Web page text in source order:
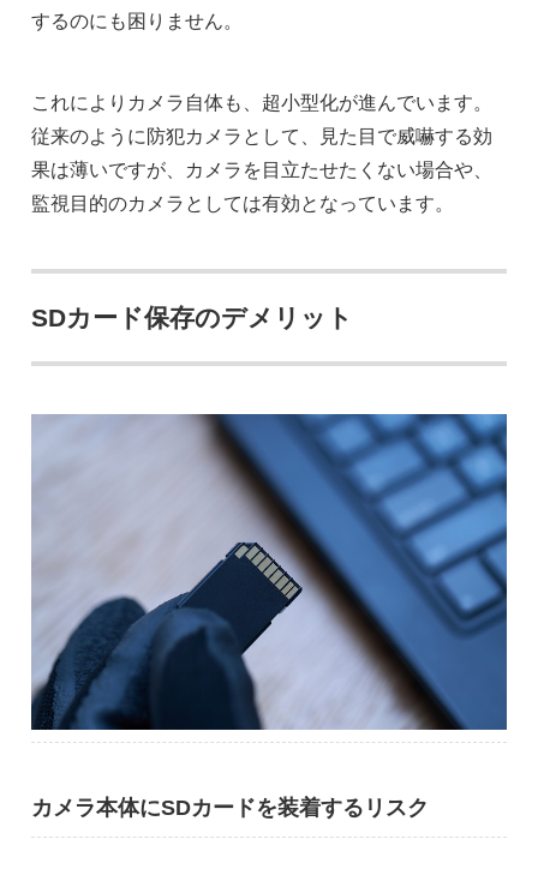
するのにも困りません。
これによりカメラ自体も、超小型化が進んでいます。
従来のように防犯カメラとして、見た目で威嚇する効
果は薄いですが、カメラを目立たせたくない場合や、
監視目的のカメラとしては有効となっています。
SDカード保存のデメリット
カメラ本体にSDカードを装着するリスク